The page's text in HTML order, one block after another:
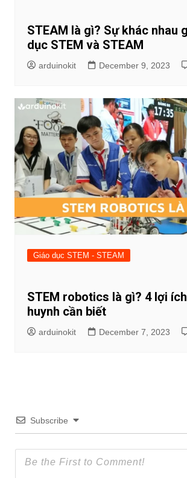
STEAM là gì? Sự khác nhau
dục STEM và STEAM
arduinokit December 9, 2023
Giáo dục STEM - STEAM
STEM robotics là gì? 4 lợi
huynh cần biết
arduinokit December 7, 2023
Subscribe